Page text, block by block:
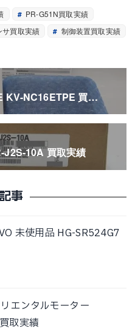
PR-G51N買取実績
サ買取実績 制御装置買取実績
KV-NC16ETPE 買…
J2S-10A 買取実績
事
未使用品 HG-SR524G7
エンタルモーター
取実績